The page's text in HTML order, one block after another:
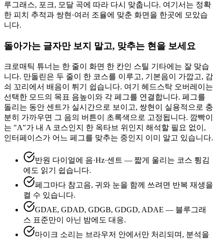
루그래스, 포크, 모달 곡에 따라 다시 맞춥니다. 여기서는 정확
한 피치 추적과 쌍현·여러 조율에 맞춘 화면을 한곳에 모았습
니다.
돌아가는 글자만 보지 말고, 맞추는 현을 보세요
크로매틱 튜너는 한 줄이 화면 한 칸인 스틸 기타에는 잘 맞습
니다. 만돌린은 두 줄이 한 코스를 이루고, 기본음이 가깝고, 감
쇠 꼬리에서 배음이 튀기 쉽습니다. 여기 헤드스탁 오버레이는
선택한 모드의 목표 음높이와 각 페그를 연결합니다. 페그를
돌리는 동안 센트가 실시간으로 보이고, 쌍현이 실용적으로 충
분히 가까우면 그 음의 버튼이 초록색으로 고정됩니다. 깜빡이
는 "A"가 내 A 코스인지 한 옥타브 위인지 해석할 필요 없이,
인터페이스가 어느 페그를 맞추는 중인지 이미 알고 있습니다.
반원 다이얼에 음·Hz·센트 — 짧게 울리는 코스 튕김
에도 읽기 쉽습니다.
페그마다 참고음, 귀와 눈을 함께 쓰려면 반복 재생을
켤 수 있습니다.
GDAE, GDAD, GDGB, GDGD, ADAE — 블루그래
스 표준만이 아닌 밤에도 대응.
마이크 소리는 브라우저 안에서만 처리되며, 분석을